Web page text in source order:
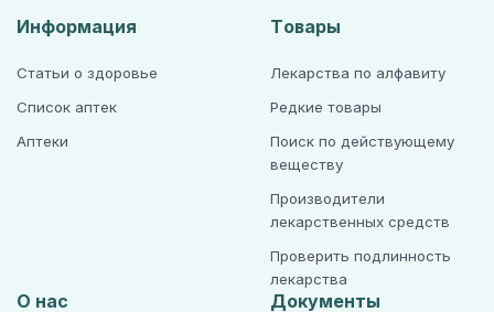
Информация
Статьи о здоровье
Список аптек
Аптеки
Товары
Лекарства по алфавиту
Редкие товары
Поиск по действующему
веществу
Производители
лекарственных средств
Проверить подлинность
лекарства
О нас Документы